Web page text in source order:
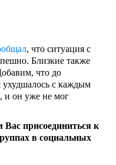
, что ситуация с
Близкие также
что до
ухудшалось с каждым
и он уже не мог
присоединиться к
в социальных